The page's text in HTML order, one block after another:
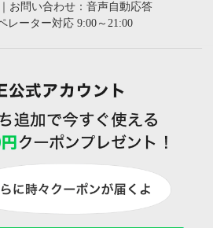
お問い合わせ：音声自動応答
レーター対応 9:00～21:00